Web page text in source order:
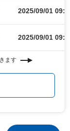
2025/09/01
2025/09/01
ます